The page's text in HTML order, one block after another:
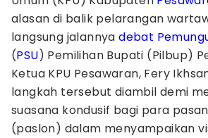
alasan di balik pelarangan
langsung jalannyadebat
(PSU) Pemilihan Bupati (Pilbup)
Ketua KPU Pesawaran, Fery
langkah tersebut diambil demi
suasana kondusif bagi para
(paslon) dalam menyampaikan